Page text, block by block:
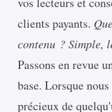
clients payants.
contenu ?Simple,
Passons en revue
base. Lorsque
précieux de